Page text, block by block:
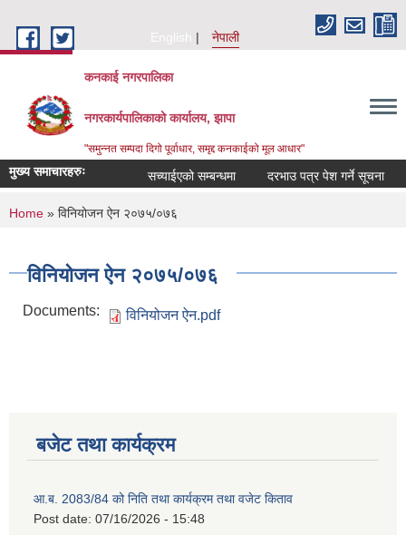
English
नेपाली
कनकाई नगरपालिका
नगरकार्यपालिकाको कार्यालय, झापा
"समुन्नत सम्पदा दिगो पूर्वाधार, समृद्द कनकाईको मूल आधार"
मुख्य समाचारहरुः सच्याईएको सम्बन्धमा दरभाउ पत्र पेश गर्ने सूचना
You are here
Home » विनियोजन ऐन २०७५/०७६
विनियोजन ऐन २०७५/०७६
Documents: विनियोजन ऐन.pdf
बजेट तथा कार्यक्रम
आ.ब. 2083/84 को निति तथा कार्यक्रम तथा वजेट किताव
Post date: 07/16/2026 - 15:48